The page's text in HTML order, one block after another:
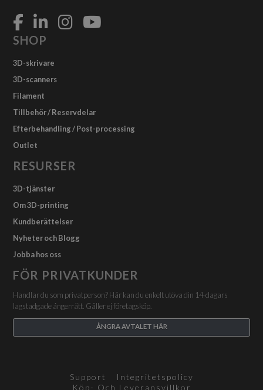
SHOP
3D-skrivare
3D-scanners
Filament
Tillbehör / Reservdelar
Efterbehandling / Post-processing
Outlet
RESURSER
3D-tjänster
Om 3D-printing
Kundberättelser
Nyheter och Blogg
Jobba hos oss
FÖR PRIVATKUNDER
Handlar du som privatperson? Här kan du enkelt utöva din 14-dagars
lagstadgade ångerrätt. Gäller ej företagsköp.
ÅNGRA AVTALET HÄR
Support
Integritetspolicy
Köp- Och Leveransvillkor